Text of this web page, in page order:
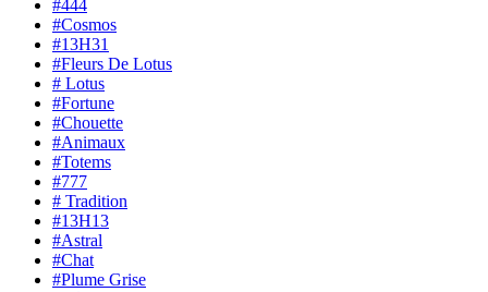
#444
#Cosmos
#13H31
#Fleurs De Lotus
# Lotus
#Fortune
#Chouette
#Animaux
#Totems
#777
# Tradition
#13H13
#Astral
#Chat
#Plume Grise